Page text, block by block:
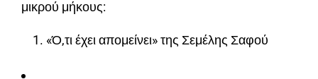
μικρού μήκους:
«Ό,τι έχει απομείνει» της Σεμέλης Σαφού